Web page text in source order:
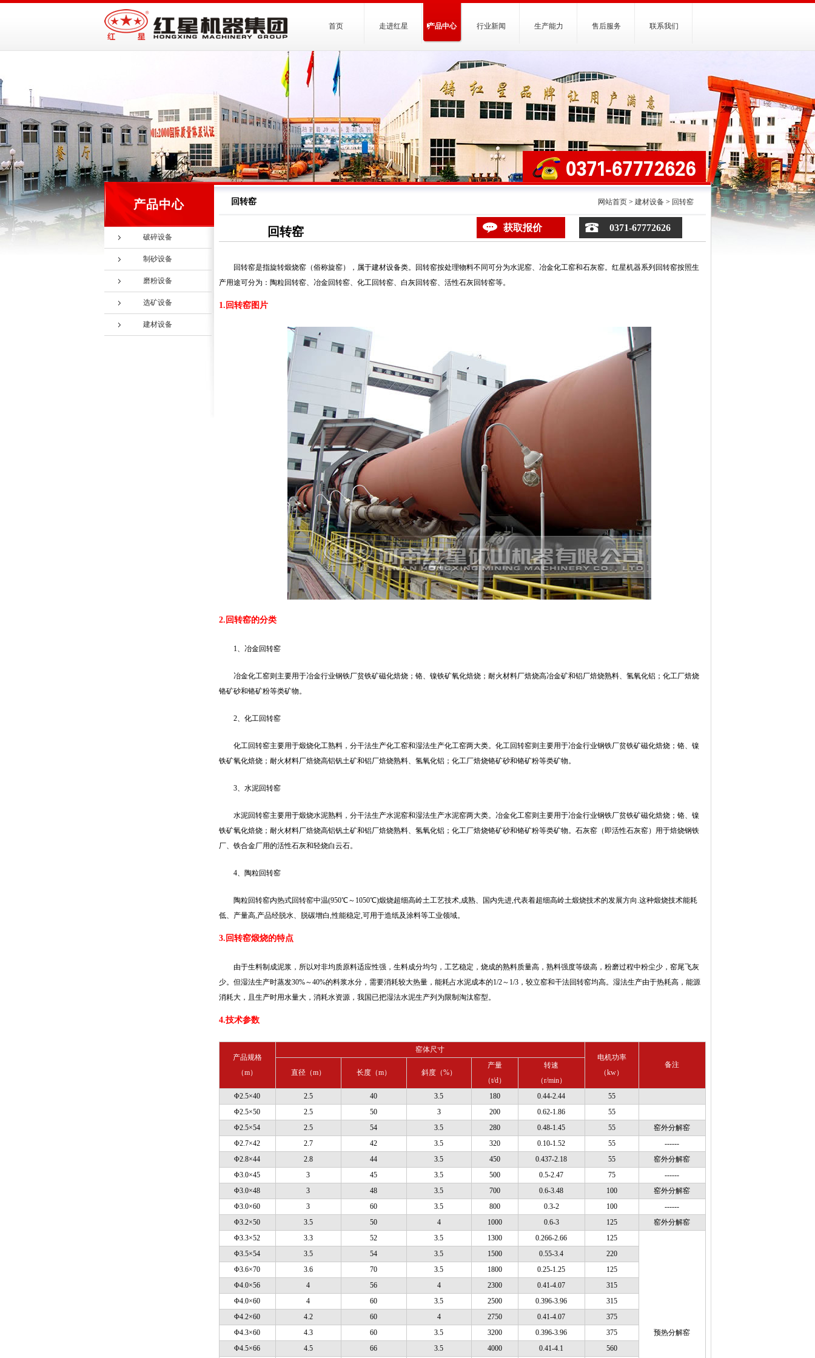
首页 走进红星 产品中心 行业新闻 生产能力 售后服务 联系我们
产品中心
破碎设备
制砂设备
磨粉设备
选矿设备
建材设备
回转窑 网站首页> 建材设备> 回转窑
回转窑 获取报价 0371-67772626
回转窑是指旋转煅烧窑（俗称旋窑），属于建材设备类。回转窑按处理物料不同可分为水泥窑、冶金化工窑和石灰窑。红星机器系列回转窑按照生
产用途可分为：陶粒回转窑、冶金回转窑、化工回转窑、白灰回转窑、活性石灰回转窑等。
1.回转窑图片
2.回转窑的分类
1、冶金回转窑
冶金化工窑则主要用于冶金行业钢铁厂贫铁矿磁化焙烧；铬、镍铁矿氧化焙烧；耐火材料厂焙烧高冶金矿和铝厂焙烧熟料、氢氧化铝；化工厂焙烧
铬矿砂和铬矿粉等类矿物。
2、化工回转窑
化工回转窑主要用于煅烧化工熟料，分干法生产化工窑和湿法生产化工窑两大类。化工回转窑则主要用于冶金行业钢铁厂贫铁矿磁化焙烧；铬、镍
铁矿氧化焙烧；耐火材料厂焙烧高铝钒土矿和铝厂焙烧熟料、氢氧化铝；化工厂焙烧铬矿砂和铬矿粉等类矿物。
3、水泥回转窑
水泥回转窑主要用于煅烧水泥熟料，分干法生产水泥窑和湿法生产水泥窑两大类。冶金化工窑则主要用于冶金行业钢铁厂贫铁矿磁化焙烧；铬、镍
铁矿氧化焙烧；耐火材料厂焙烧高铝钒土矿和铝厂焙烧熟料、氢氧化铝；化工厂焙烧铬矿砂和铬矿粉等类矿物。石灰窑（即活性石灰窑）用于焙烧钢铁
厂、铁合金厂用的活性石灰和轻烧白云石。
4、陶粒回转窑
陶粒回转窑内热式回转窑中温(950℃～1050℃)煅烧超细高岭土工艺技术,成熟、国内先进,代表着超细高岭土煅烧技术的发展方向.这种煅烧技术能耗
低、产量高,产品经脱水、脱碳增白,性能稳定,可用于造纸及涂料等工业领域。
3.回转窑煅烧的特点
由于生料制成泥浆，所以对非均质原料适应性强，生料成分均匀，工艺稳定，烧成的熟料质量高，熟料强度等级高，粉磨过程中粉尘少，窑尾飞灰
少。但湿法生产时蒸发30%～40%的料浆水分，需要消耗较大热量，能耗占水泥成本的1/2～1/3，较立窑和干法回转窑均高。湿法生产由于热耗高，能源
消耗大，且生产时用水量大，消耗水资源，我国已把湿法水泥生产列为限制淘汰窑型。
4.技术参数
产品规格
（m）
窑体尺寸
电机功率
（kw）
备注
直径（m）
长度（m） 斜度（%）
产量
（t/d）
转速
（r/min）
Φ2.5×40
2.5 40 3.5 180 0.44-2.44
55
Φ2.5×50
2.5 50 3 200 0.62-1.86
55
Φ2.5×54
2.5 54 3.5 280 0.48-1.45 55
窑外分解窑
Φ2.7×42
2.7 42 3.5 320 0.10-1.52 55
------
Φ2.8×44
2.8 44 3.5 450 0.437-2.18 55
窑外分解窑
Φ3.0×45
3 45 3.5 500 0.5-2.47 75
------
Φ3.0×48
3 48 3.5 700 0.6-3.48 100
窑外分解窑
Φ3.0×60
3 60 3.5 800 0.3-2 100
------
Φ3.2×50
3.5 50 4 1000 0.6-3 125
窑外分解窑
Φ3.3×52
3.3 52 3.5 1300 0.266-2.66 125
预热分解窑
Φ3.5×54 3.5 54 3.5 1500 0.55-3.4
220
Φ3.6×70
3.6 70 3.5 1800 0.25-1.25
125
Φ4.0×56
4 56 4 2300 0.41-4.07
315
Φ4.0×60
4 60 3.5 2500 0.396-3.96
315
Φ4.2×60
4.2 60 4 2750 0.41-4.07
375
Φ4.3×60
4.3 60 3.5 3200 0.396-3.96
375
Φ4.5×66
4.5 66 3.5 4000 0.41-4.1 560